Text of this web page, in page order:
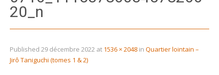
20_n
Published 29 décembre 2022 at 1536 × 2048 in Quartier lointain –
Jirô Taniguchi (tomes 1 & 2)